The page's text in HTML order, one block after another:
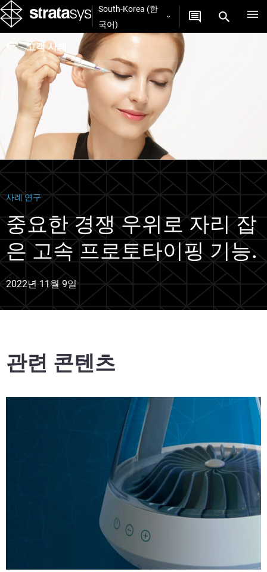
South-Korea (한
국어)
고객 사례
사례 연구
중요한 경쟁 우위로 자리 잡
은 고속 프로토타이핑 기능.
2022년 11월 9일
관련 콘텐츠